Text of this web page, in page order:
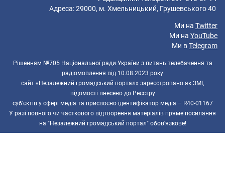
Адреса: 29000, м. Хмельницький, Грушевського 40
Ми на Twitter
Ми на YouTube
Ми вTelegram
Рішенням №705 Національної ради України з питань телебачення та
радіомовлення від 10.08.2023 року
сайт «Незалежний громадський портал» зареєстровано як ЗМІ,
відомості внесено до Реєстру
суб’єктів у сфері медіа та присвоєно ідентифікатор медіа – R40-01167
У разі повного чи часткового відтворення матеріалів пряме посилання
на "Незалежний громадський портал" обов'язкове!